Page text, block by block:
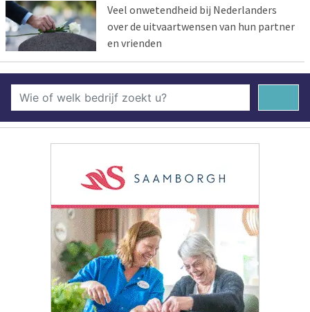
Veel onwetendheid bij Nederlanders
over de uitvaartwensen van hun partner
en vrienden